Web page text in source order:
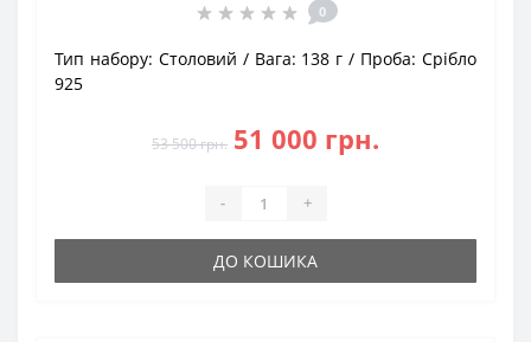
0
Тип набору: Столовий Вага: 138 г Проба: Срібло
925
53 500 грн. 51 000 грн.
- +
ДО КОШИКА